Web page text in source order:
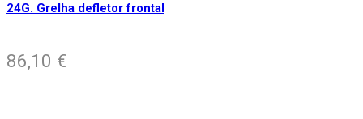
24G. Grelha defletor frontal
86,10 €